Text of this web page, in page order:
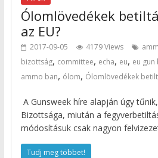
Ólomlövedékek
az EU?
2017-09-05 4179 Views
bizottság, committee, echa, eu, eu gun
ammo ban, ólom, Ólomlövedékek
A Gunsweek híre alapján úgy
Bizottsága, miután a
módosításuk csak nagyon
Tudj meg többet!